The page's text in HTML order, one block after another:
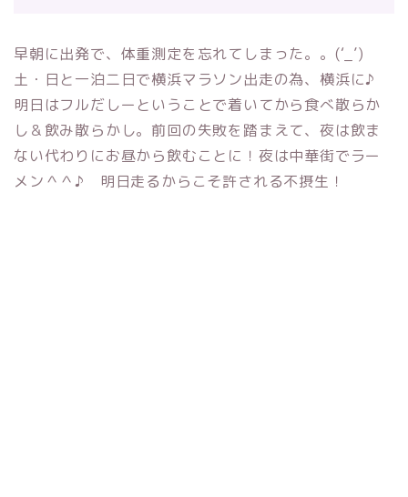
早朝に出発で、体重測定を忘れてしまった。。(‘_’)
土・日と一泊二日で横浜マラソン出走の為、横浜に♪
明日はフルだしーということで着いてから食べ散らか
し＆飲み散らかし。前回の失敗を踏まえて、夜は飲ま
ない代わりにお昼から飲むことに！夜は中華街でラー
メン＾＾♪ 明日走るからこそ許される不摂生！